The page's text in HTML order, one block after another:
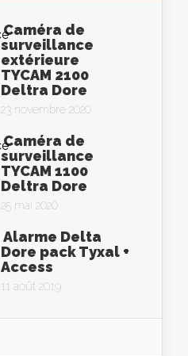
Caméra de
surveillance
extérieure
TYCAM 2100
Deltra Dore
23 novembre 2020
Caméra de
surveillance
TYCAM 1100
Deltra Dore
25 mai 2020
Alarme Delta
Dore pack Tyxal +
Access
11 août 2019